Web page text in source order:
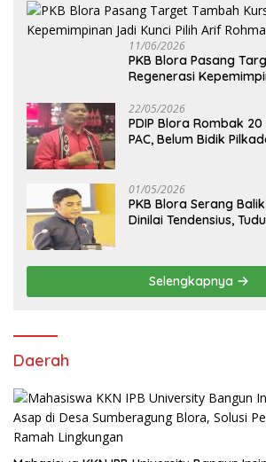
11/06/2026
PKB Blora Pasang
Regenerasi
22/05/2026
PDIP Blora Rombak 20
PAC, Belum Bidik
01/05/2026
PKB Blora Serang
Dinilai Tendensius,
Selengkapnya
Daerah